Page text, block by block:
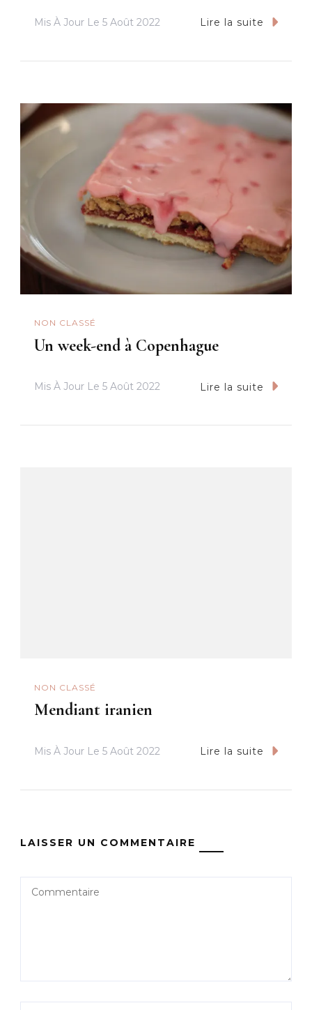
Mis À Jour Le 5 Août 2022 Lire la suite
NON CLASSÉ
Un week-end à Copenhague
Mis À Jour Le 5 Août 2022 Lire la suite
NON CLASSÉ
Mendiant iranien
Mis À Jour Le 5 Août 2022 Lire la suite
LAISSER UN COMMENTAIRE